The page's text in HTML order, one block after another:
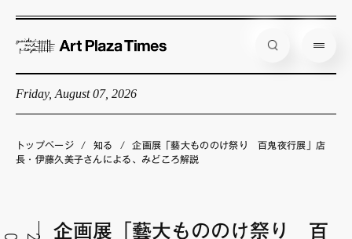
Friday, August 07, 2026
企画展情報
アーティスト
トップページ / 知る /
企画展「藝大もののけ祭り 百鬼夜行展」店
長・伊藤久美子さんによる、みどころ解説
企画展「藝大もののけ祭り 百